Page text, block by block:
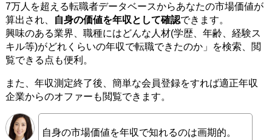
7万人を超える転職者データベースからあなたの市場価値が
算出され、
自身の価値を年収として確認できます。
興味のある業界、職種にはどんな人材(学歴、年齢、経験ス
キル等)がどれくらいの年収で転職できたのか」を検索、閲
覧できる点も便利。
また、年収測定終了後、簡単な会員登録をすれば適正年収
企業からのオファーも閲覧できます。
自身の市場価値を年収で知れるのは画期的。